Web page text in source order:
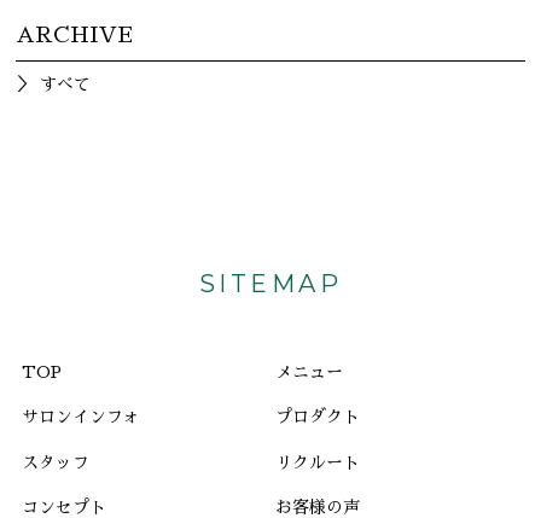
ARCHIVE
すべて
SITEMAP
TOP メニュー
サロンインフォ プロダクト
スタッフ リクルート
コンセプト お客様の声